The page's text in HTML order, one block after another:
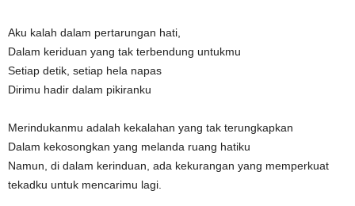
Aku kalah dalam pertarungan hati,
Dalam keriduan yang tak terbendung untukmu
Setiap detik, setiap hela napas
Dirimu hadir dalam pikiranku
Merindukanmu adalah kekalahan yang tak terungkapkan
Dalam kekosongkan yang melanda ruang hatiku
Namun, di dalam kerinduan, ada kekurangan yang memperkuat
tekadku untuk mencarimu lagi.